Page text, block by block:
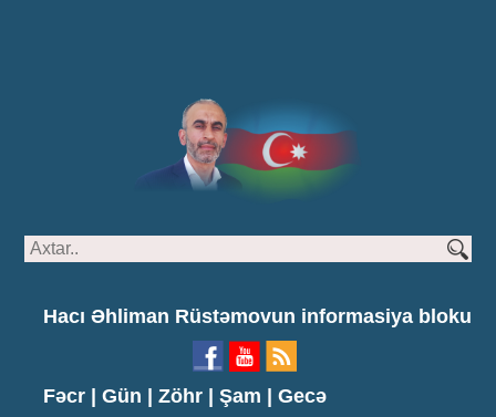
Hacı Əhliman Rüstəmovun informasiya bloku
Fəcr | Gün | Zöhr | Şam | Gecə